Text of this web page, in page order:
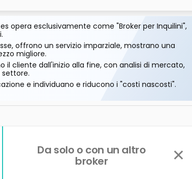
opera esclusivamente come "Broker per Inquilini",
offrono un servizio imparziale, mostrano una
migliore.
cliente dall'inizio alla fine, con analisi di mercato,
e individuano e riducono i "costi nascosti".
Da solo o con un altro
broker ✕